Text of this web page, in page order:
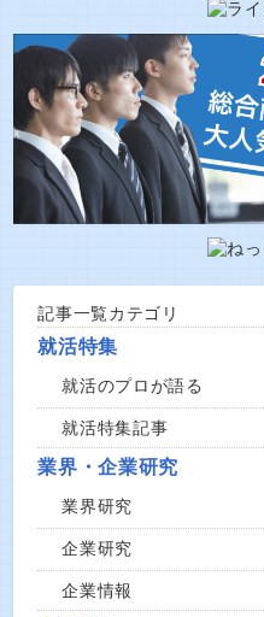
記事一覧カテゴリ
就活特集
就活のプロが語る
就活特集記事
業界・企業研究
業界研究
企業研究
企業情報